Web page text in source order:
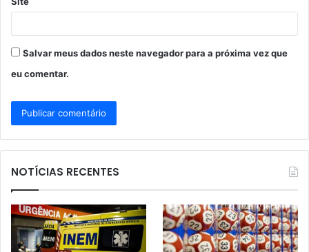
Salvar meus dados neste navegador para a próxima vez que
eu comentar.
NOTÍCIAS RECENTES